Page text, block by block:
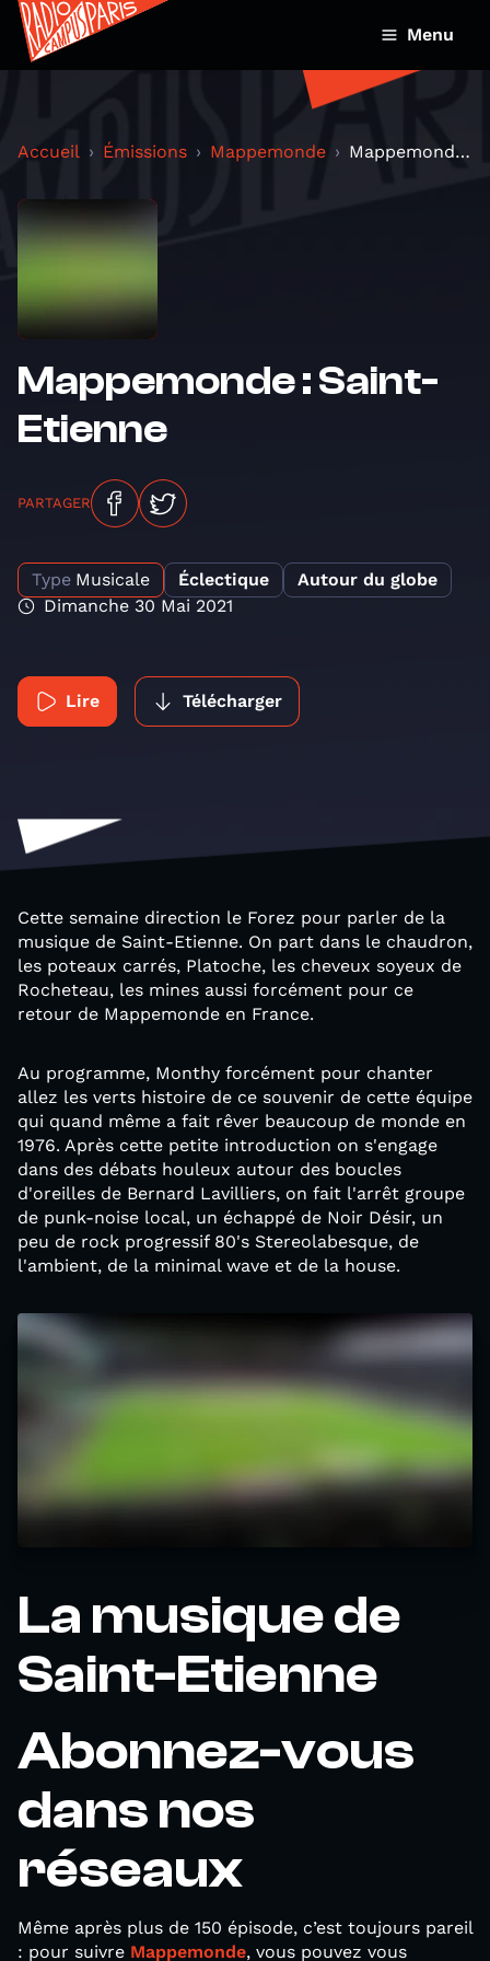
Menu
Accueil Émissions Mappemonde Mappemonde : Saint-Etienne
Mappemonde : Saint-
Etienne
PARTAGER
Type Musicale Éclectique
Autour du globe
Dimanche 30 Mai 2021
Lire Télécharger
Cette semaine direction le Forez pour parler de la
musique de Saint-Etienne. On part dans le chaudron,
les poteaux carrés, Platoche, les cheveux soyeux de
Rocheteau, les mines aussi forcément pour ce
retour de Mappemonde en France.
Au programme, Monthy forcément pour chanter
allez les verts histoire de ce souvenir de cette équipe
qui quand même a fait rêver beaucoup de monde en
1976. Après cette petite introduction on s'engage
dans des débats houleux autour des boucles
d'oreilles de Bernard Lavilliers, on fait l'arrêt groupe
de punk-noise local, un échappé de Noir Désir, un
peu de rock progressif 80's Stereolabesque, de
l'ambient, de la minimal wave et de la house.
La musique de
Saint-Etienne
Abonnez-vous
dans nos
réseaux
Même après plus de 150 épisode, c’est toujours pareil
: pour suivre Mappemonde, vous pouvez vous